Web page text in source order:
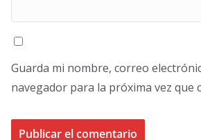
Guarda mi nombre, correo
navegador para la próxima vez que